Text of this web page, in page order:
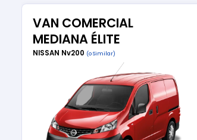
VAN COMERCIAL
MEDIANA ÉLITE
NISSAN Nv200 (o Similar)